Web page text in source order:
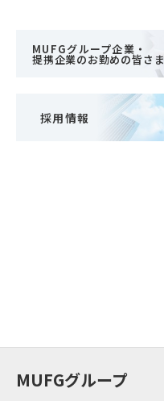
MUFGグループ企業・
提携企業のお勤めの皆さま
採用情報
MUFGグループ